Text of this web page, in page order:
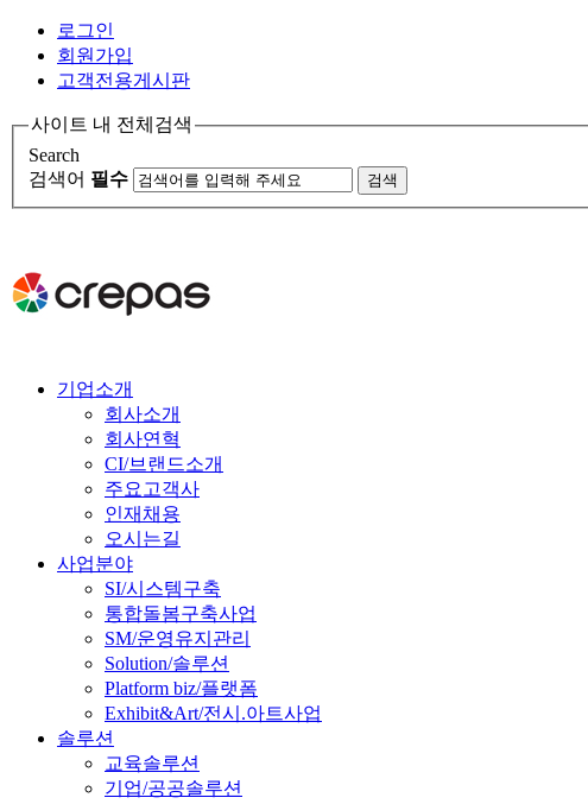
로그인
회원가입
고객전용게시판
사이트 내 전체검색
Search
검색어 필수
기업소개
회사소개
회사연혁
CI/브랜드소개
주요고객사
인재채용
오시는길
사업분야
SI/시스템구축
통합돌봄구축사업
SM/운영유지관리
Solution/솔루션
Platform biz/플랫폼
Exhibit&Art/전시.아트사업
솔루션
교육솔루션
기업/공공솔루션